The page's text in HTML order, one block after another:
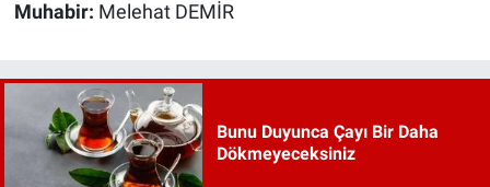
Muhabir: Melehat DEMİR
Bunu Duyunca Çayı Bir Daha
Dökmeyeceksiniz